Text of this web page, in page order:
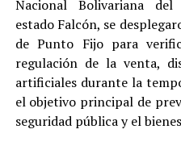
Nacional Bolivariana
estado Falcón, se
de Punto Fijo para
regulación de la venta,
artificiales durante la
el objetivo principal de
seguridad pública y el